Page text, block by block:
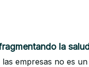
la
las empresas no es